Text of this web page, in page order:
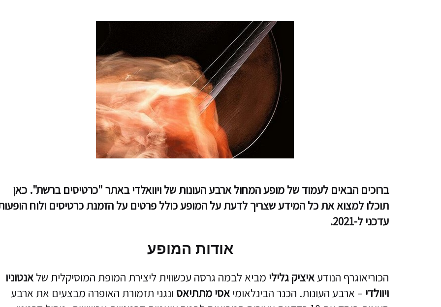
ברוכים הבאים לעמוד של מופע המחול ארבע העונות של ויוואלדי באתר "כרטיסים ברשת". כאן
תוכלו למצוא את כל המידע שצריך לדעת על המופע כולל פרטים על הזמנת כרטיסים ולוח
עדכני ל-2021.
אודות המופע
הכוריאוגרף הנודעאיציק גלילי מביא לבמה גרסה עכשווית ליצירת המופת המוסיקלית שלאנטוניו
ויוולדי – ארבע העונות. הכנר הבינלאומיאסי מתתיאס ונגני תזמורת האופרה מבצעים את ארבע